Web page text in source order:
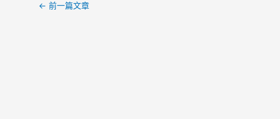
← 前一篇文章